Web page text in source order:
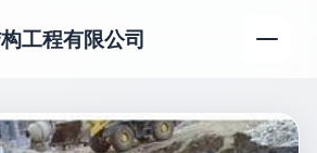
工程有限公司